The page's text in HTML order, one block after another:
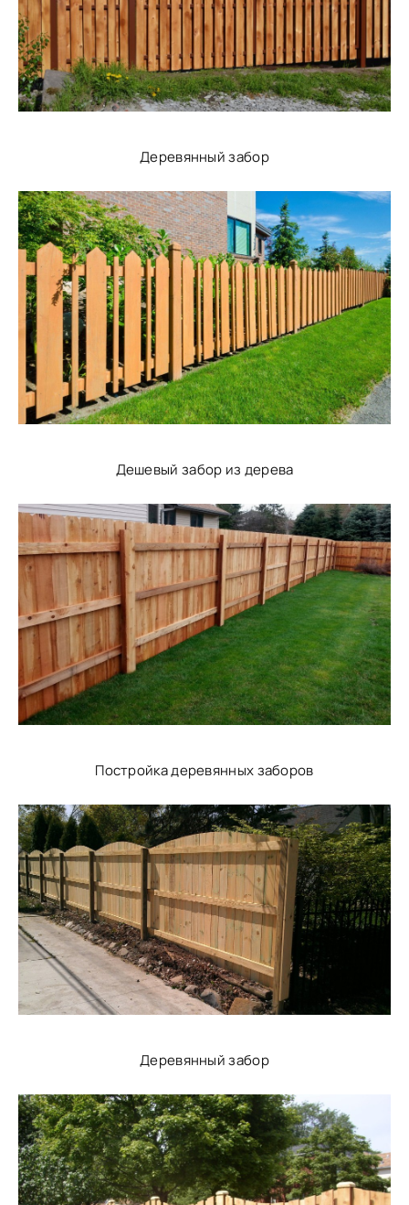
Деревянный забор
Дешевый забор из дерева
Постройка деревянных заборов
Деревянный забор